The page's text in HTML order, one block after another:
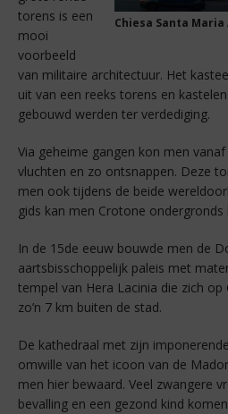
Chiesa Santa Maria
torens is een
mooi
voorbeeld
van militaire architectuur. Het
uit van een reeks torens en
gebouwd werden ter verdediging.
Via geheime gangen kon men
vluchten en zo ontsnappen. Deze
men ook tijdens de beide
gids kan men Crotone ondergronds
In de 15de eeuw bouwde men de
aartsbisschoppelijk paleis met
tempel van Hera Lacinia die zich
zo’n 7 km buiten de stad.
De kathedraal met zijn
omwille van het icoon van de
men hier bewaard. Veel zwangere
bevalling en een gezond kind